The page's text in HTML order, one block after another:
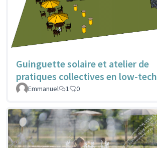
Guinguette solaire et atelier de
pratiques collectives en low-tech
Emmanuel
1 0